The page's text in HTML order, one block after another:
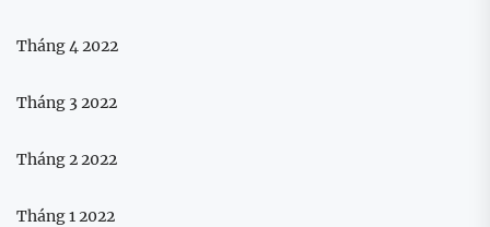
Tháng 4 2022
Tháng 3 2022
Tháng 2 2022
Tháng 1 2022